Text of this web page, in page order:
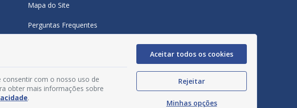
Mapa do Site
Perguntas Frequentes
Política de Privacidade
Acesso Interno
consentir com o nosso uso de
obter mais informações sobre
.
Aceitar todos os cookies
Rejeitar
Minhas opções